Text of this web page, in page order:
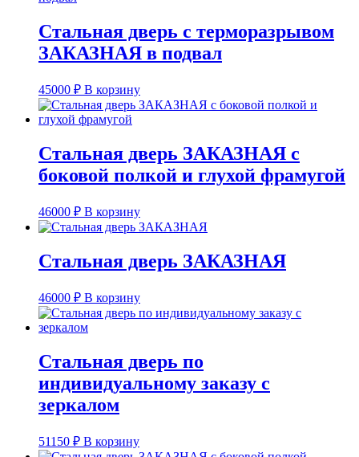
Стальная дверь с терморазрывом
ЗАКАЗНАЯ в подвал
45000 ₽ В корзину
Стальная дверь ЗАКАЗНАЯ с
боковой полкой и глухой фрамугой
46000 ₽ В корзину
Стальная дверь ЗАКАЗНАЯ
46000 ₽ В корзину
Стальная дверь по
индивидуальному заказу с
зеркалом
51150 ₽ В корзину